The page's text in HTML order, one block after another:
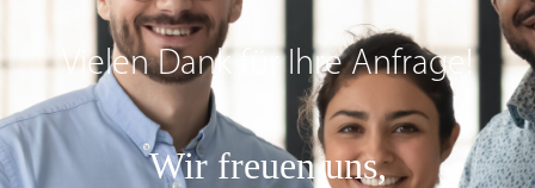
Vielen Dank für Ihre Anfrage!
Wir freuen uns,